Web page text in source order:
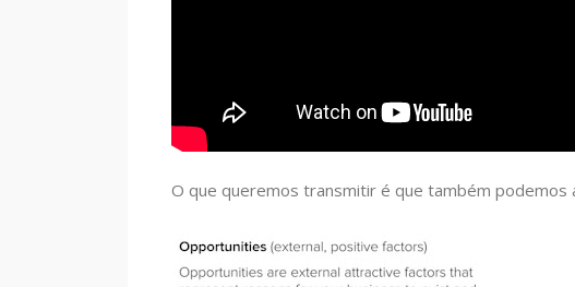
O que queremos transmitir é que também podemos